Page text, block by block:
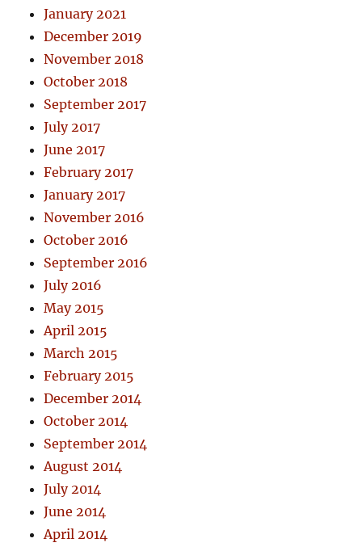
January 2021
December 2019
November 2018
October 2018
September 2017
July 2017
June 2017
February 2017
January 2017
November 2016
October 2016
September 2016
July 2016
May 2015
April 2015
March 2015
February 2015
December 2014
October 2014
September 2014
August 2014
July 2014
June 2014
April 2014